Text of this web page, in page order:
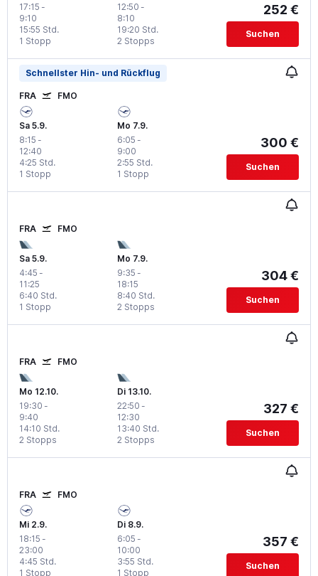
17:15 -
9:10
1 Stopp
15:55 Std.
12:50 -
8:10
2 Stopps
19:20 Std.
252 €
Suchen
Schnellster Hin- und Rückflug
FRA FMO
Sa 5.9.
8:15 -
12:40
1 Stopp
4:25 Std.
Mo 7.9.
6:05 -
9:00
1 Stopp
2:55 Std.
300 €
Suchen
FRA FMO
Sa 5.9.
4:45 -
11:25
1 Stopp
6:40 Std.
Mo 7.9.
9:35 -
18:15
2 Stopps
8:40 Std.
304 €
Suchen
FRA FMO
Mo 12.10.
19:30 -
9:40
2 Stopps
14:10 Std.
Di 13.10.
22:50 -
12:30
2 Stopps
13:40 Std.
327 €
Suchen
FRA FMO
Mi 2.9.
18:15 -
23:00
1 Stopp
4:45 Std.
Di 8.9.
6:05 -
10:00
1 Stopp
3:55 Std.
357 €
Suchen